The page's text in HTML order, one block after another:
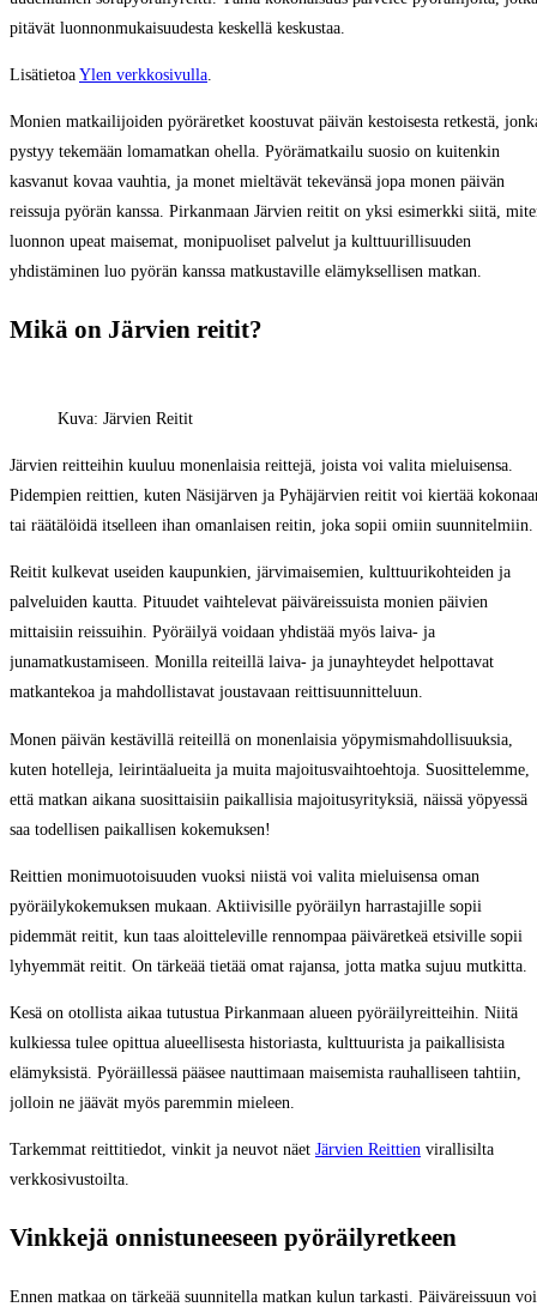
pitävät luonnonmukaisuudesta keskellä keskustaa.
LisätietoaYlen verkkosivulla
Monien matkailijoiden pyöräretket koostuvat päivän kestoisesta retkestä,
pystyy tekemään lomamatkan ohella. Pyörämatkailu suosio on kuitenkin
kasvanut kovaa vauhtia, ja monet mieltävät tekevänsä jopa monen päivän
reissuja pyörän kanssa. Pirkanmaan Järvien reitit on yksi esimerkki siitä,
luonnon upeat maisemat, monipuoliset palvelut ja kulttuurillisuuden
yhdistäminen luo pyörän kanssa matkustaville elämyksellisen matkan.
Mikä on Järvien reitit?
Kuva: Järvien Reitit
Järvien reitteihin kuuluu monenlaisia reittejä, joista voi valita mieluisensa.
Pidempien reittien, kuten Näsijärven ja Pyhäjärvien reitit voi kiertää
tai räätälöidä itselleen ihan omanlaisen reitin, joka sopii omiin suunnitelmiin.
Reitit kulkevat useiden kaupunkien, järvimaisemien, kulttuurikohteiden ja
palveluiden kautta. Pituudet vaihtelevat päiväreissuista monien päivien
mittaisiin reissuihin. Pyöräilyä voidaan yhdistää myös laiva- ja
junamatkustamiseen. Monilla reiteillä laiva- ja junayhteydet helpottavat
matkantekoa ja mahdollistavat joustavaan reittisuunnitteluun.
Monen päivän kestävillä reiteillä on monenlaisia yöpymismahdollisuuksia,
kuten hotelleja, leirintäalueita ja muita majoitusvaihtoehtoja. Suosittelemme,
että matkan aikana suosittaisiin paikallisia majoitusyrityksiä, näissä yöpyessä
saa todellisen paikallisen kokemuksen!
Reittien monimuotoisuuden vuoksi niistä voi valita mieluisensa oman
pyöräilykokemuksen mukaan. Aktiivisille pyöräilyn harrastajille sopii
pidemmät reitit, kun taas aloitteleville rennompaa päiväretkeä etsiville sopii
lyhyemmät reitit. On tärkeää tietää omat rajansa, jotta matka sujuu mutkitta.
Kesä on otollista aikaa tutustua Pirkanmaan alueen pyöräilyreitteihin. Niitä
kulkiessa tulee opittua alueellisesta historiasta, kulttuurista ja paikallisista
elämyksistä. Pyöräillessä pääsee nauttimaan maisemista rauhalliseen tahtiin,
jolloin ne jäävät myös paremmin mieleen.
Tarkemmat reittitiedot, vinkit ja neuvot näet Järvien Reittien virallisilta
verkkosivustoilta.
Vinkkejä onnistuneeseen pyöräilyretkeen
Ennen matkaa on tärkeää suunnitella matkan kulun tarkasti. Päiväreissuun voi